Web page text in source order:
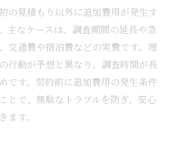
費用を抑えるための相談活用術
を減らす浮気調査の進め方
の不安を軽減するサポート体制
頼関係が浮気調査を支える理由
で心のケアが大切な理由
の不安を話せる相談窓口の活用
の見積もり以外に追加費用が発生す
主なケースは、調査期間の延長や急
交通費や宿泊費などの実費です。理
行動が予想と異なり、調査時間が長
です。契約前に追加費用の発生条件
とで、無駄なトラブルを防ぎ、安心
ます。